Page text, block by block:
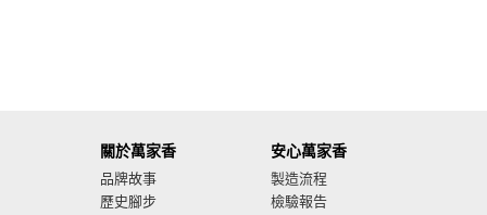
關於萬家香
品牌故事
歷史腳步
安心萬家香
製造流程
檢驗報告